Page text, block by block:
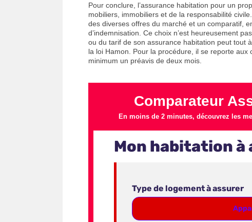
Pour conclure, l’assurance habitation pour un
mobiliers, immobiliers et de la responsabilité
des diverses offres du marché et un comparatif,
d’indemnisation. Ce choix n’est heureusement
ou du tarif de son assurance habitation peut tout
la loi Hamon. Pour la procédure, il se reporte
minimum un préavis de deux mois.
Comparateur
En moins de 2 minutes, découvrez les